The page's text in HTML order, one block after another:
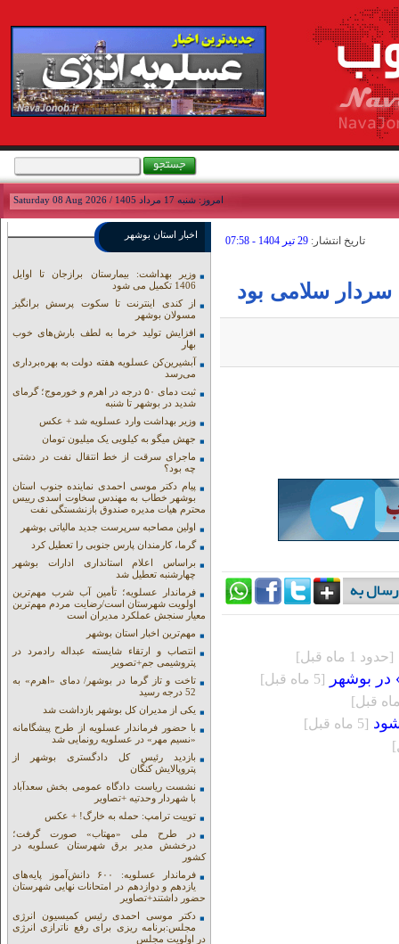
امروز: شنبه 17 مرداد 1405 / Saturday 08 Aug 2026
تاريخ انتشار: 29 تير 1404 - 07:58
سلامی بود
[حدود 1 ماه قبل]
بوشهر [5 ماه قبل]
[5 ماه قبل]
اخبار استان بوشهر
وزیر بهداشت: بیمارستان برازجان تا اوایل
1406 تکمیل می شود
از کندی اینترنت تا سکوت پرسش برانگیز
مسولان بوشهر
افزایش تولید خرما به لطف بارش‌های خوب
بهار
آبشیرین‌کن عسلویه هفته دولت به بهره‌برداری
می‌رسد
ثبت دمای ۵۰ درجه در اهرم و خورموج؛ گرمای
شدید در بوشهر تا شنبه
وزیر بهداشت وارد عسلویه شد + عکس
جهش میگو به کیلویی یک میلیون تومان
ماجرای سرقت از خط انتقال نفت در دشتی
چه بود؟
پیام دکتر موسی احمدی نماینده جنوب استان
بوشهر خطاب به مهندس سخاوت اسدی رییس
محترم هیات مدیره صندوق بازنشستگی نفت
اولین مصاحبه سرپرست جدید مالیاتی بوشهر
گرما، کارمندان پارس جنوبی را تعطیل کرد
براساس اعلام استانداری ادارات بوشهر
چهارشنبه تعطیل شد
فرماندار عسلویه؛ تأمین آب شرب مهم‌ترین
اولویت شهرستان است/رضایت مردم مهم‌ترین
معیار سنجش عملکرد مدیران است
مهم‌ترین اخبار استان بوشهر
انتصاب و ارتقاء شایسته عبداله رادمرد در
پتروشیمی جم+تصویر
تاخت و تاز گرما در بوشهر/ دمای «اهرم» به
52 درجه رسید
یکی از مدیران کل بوشهر بازداشت شد
با حضور فرماندار عسلویه از طرح پیشگامانه
«نسیم مهر» در عسلویه رونمایی شد
بازدید رئیس کل دادگستری بوشهر از
پتروپالایش کنگان
نشست ریاست دادگاه عمومی بخش سعدآباد
با شهردار وحدتیه +تصاویر
توییت ترامپ: حمله به خارگ! + عکس
در طرح ملی «مهتاب» صورت گرفت؛
درخشش مدیر برق شهرستان عسلویه در
کشور
فرماندار عسلویه: ۶۰۰ دانش‌آموز پایه‌های
یازدهم و دوازدهم در امتحانات نهایی شهرستان
حضور داشتند+تصاویر
دکتر موسی احمدی رئیس کمیسیون انرژی
مجلس:برنامه ریزی برای رفع ناترازی انرژی
در اولویت مجلس